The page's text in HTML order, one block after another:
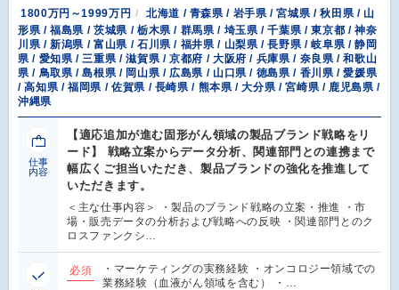
1800万円～1999万円
北海道 / 青森県 / 岩手県 / 宮城県 / 秋田県 / 山
形県 / 福島県 / 茨城県 / 栃木県 / 群馬県 / 埼玉県 / 千葉県 / 東京都 / 神奈
川県 / 新潟県 / 富山県 / 石川県 / 福井県 / 山梨県 / 長野県 / 岐阜県 / 静岡
県 / 愛知県 / 三重県 / 滋賀県 / 京都府 / 大阪府 / 兵庫県 / 奈良県 / 和歌山
県 / 鳥取県 / 島根県 / 岡山県 / 広島県 / 山口県 / 徳島県 / 香川県 / 愛媛県
/ 高知県 / 福岡県 / 佐賀県 / 長崎県 / 熊本県 / 大分県 / 宮崎県 / 鹿児島県 /
沖縄県
仕事
内容
【適応追加が進む固形がん領域の製品ブランド戦略をリ
ード】 戦略立案からデータ分析、関連部門との連携まで
幅広くご担当いただき、製品ブランドの強化を推進して
いただきます。
＜主な仕事内容＞ ・製品のブランド戦略の立案・推進 ・市
場・販売データの分析および戦略への反映 ・関連部門とのク
ロスファンクシ…
必須
・マーケティングの実務経験 ・オンコロジー領域での
業務経験（血液がん領域を含む） ・…